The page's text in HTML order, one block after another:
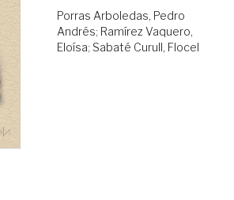
Porras Arboledas, Pedro
Andrés; Ramírez Vaquero,
Eloísa; Sabaté Curull, Flocel